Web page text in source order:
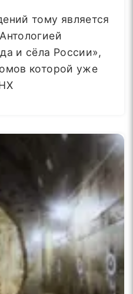
тому является
и сёла России»,
которой уже